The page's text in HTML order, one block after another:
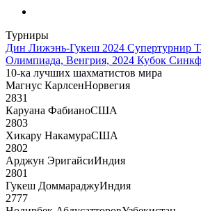
Турниры
Дин Лижэнь-Гукеш 2024 Супертурнир
Олимпиада, Венгрия, 2024 Кубок
10-ка лучших шахматистов мира
Магнус КарлсенНорвегия
2831
Каруана ФабианоСША
2803
Хикару НакамураСША
2802
Арджун ЭригайсиИндия
2801
Гукеш ДоммараджуИндия
2777